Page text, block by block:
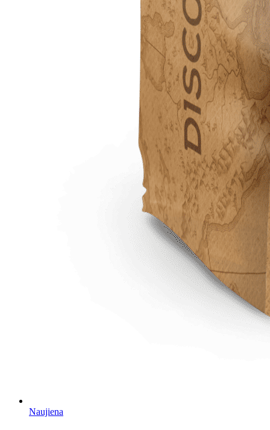
Naujiena